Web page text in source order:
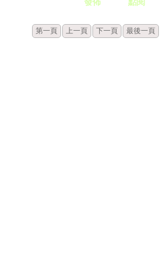
第一頁 上一頁 下一頁 最後一頁